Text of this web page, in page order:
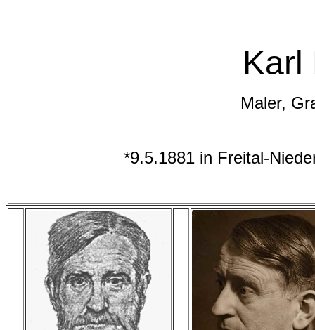
Karl
Maler,
*9.5.1881 in Freital-